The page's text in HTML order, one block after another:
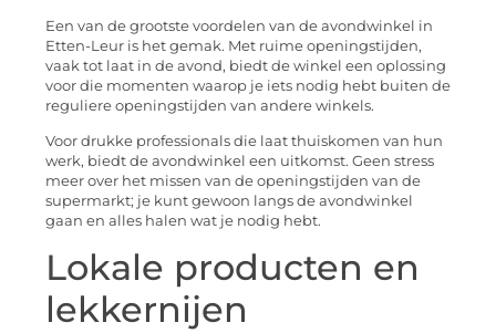
Een van de grootste voordelen van de avondwinkel in
Etten-Leur is het gemak. Met ruime openingstijden,
vaak tot laat in de avond, biedt de winkel een oplossing
voor die momenten waarop je iets nodig hebt buiten de
reguliere openingstijden van andere winkels.
Voor drukke professionals die laat thuiskomen van hun
werk, biedt de avondwinkel een uitkomst. Geen stress
meer over het missen van de openingstijden van de
supermarkt; je kunt gewoon langs de avondwinkel
gaan en alles halen wat je nodig hebt.
Lokale producten en
lekkernijen